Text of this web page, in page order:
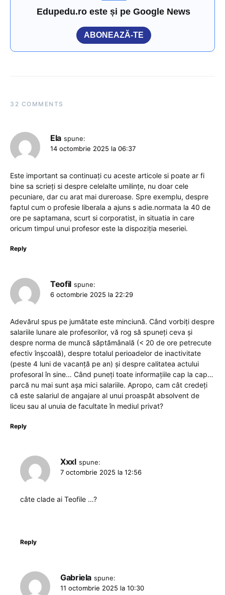
Edupedu.ro este și pe Google News
ABONEAZĂ-TE
32 COMMENTS
Ela spune:
14 octombrie 2025 la 06:37
Este important sa continuați cu aceste articole si poate ar fi
bine sa scrieți si despre celelalte umilințe, nu doar cele
pecuniare, dar cu arat mai dureroase. Spre exemplu, despre
faptul cum o profesie liberala a ajuns s adie.normata la 40 de
ore pe saptamana, scurt si corporatist, in situatia in care
oricum timpul unui profesor este la dispoziția meseriei.
Reply
Teofil spune:
6 octombrie 2025 la 22:29
Adevărul spus pe jumătate este minciună. Când vorbiți despre
salariile lunare ale profesorilor, vă rog să spuneți ceva și
despre norma de muncă săptămânală (< 20 de ore petrecute
efectiv înșcoală), despre totalul perioadelor de inactivitate
(peste 4 luni de vacanță pe an) și despre calitatea actului
profesoral în sine… Când puneți toate informațiile cap la cap…
parcă nu mai sunt așa mici salariile. Apropo, cam cât credeți
că este salariul de angajare al unui proaspăt absolvent de
liceu sau al unuia de facultate în mediul privat?
Reply
Xxxl spune:
7 octombrie 2025 la 12:56
câte clade ai Teofile …?
Reply
Gabriela spune:
11 octombrie 2025 la 10:30